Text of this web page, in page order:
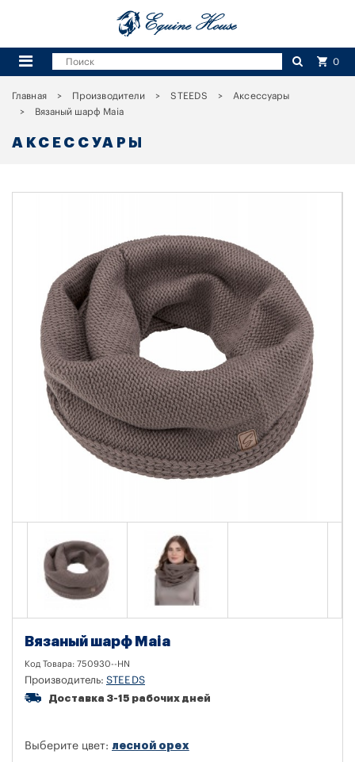
0
Главная Производители STEEDS
Аксессуары
Вязаный шарф Maia
АКСЕССУАРЫ
Вязаный шарф Maia
Код Товара: 750930--HN
Производитель: STEEDS
Доставка 3-15 рабочих дней
Выберите цвет: лесной орех